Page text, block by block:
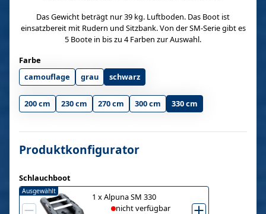
Das Gewicht beträgt nur 39 kg. Luftboden. Das Boot ist
einsatzbereit mit Rudern und Sitzbank. Von der SM-Serie gibt es
5 Boote in bis zu 4 Farben zur Auswahl.
Farbe
camouflage
grau schwarz
200 cm 230 cm 270 cm 300 cm 330 cm
Produktkonfigurator
Schlauchboot
1 xAlpuna SM 330
nicht verfügbar
Ausgewählt